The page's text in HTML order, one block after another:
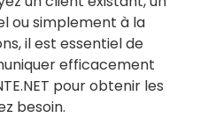
ou simplement à la
il est essentiel de
efficacement
pour obtenir les
besoin.